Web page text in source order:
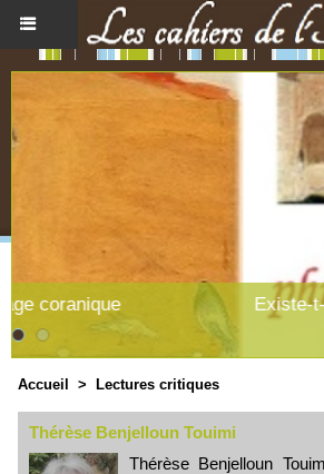
Existe-t-il une philosophie
Accueil > Lectures critiques
Thérèse Benjelloun Touimi
Thérèse Benjelloun